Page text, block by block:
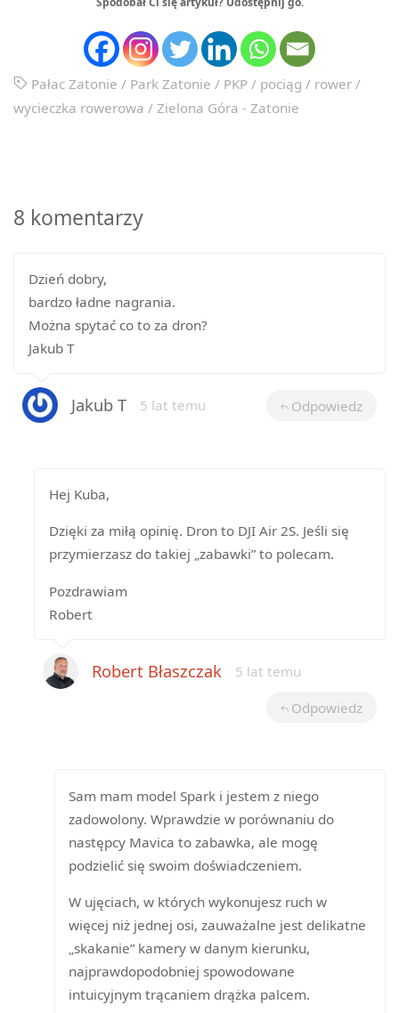
Pałac Zatonie / Park Zatonie / PKP/ pociąg / rower/
wycieczka rowerowa / Zielona Góra - Zatonie
8 komentarzy
Dzień dobry,
bardzo ładne nagrania.
Można spytać co to za dron?
Jakub T
Jakub T 5 lat temu Odpowiedz
Hej Kuba,
Dzięki za miłą opinię. Dron to DJI Air 2S. Jeśli się
przymierzasz do takiej „zabawki” to polecam.
Pozdrawiam
Robert
Robert Błaszczak 5 lat temu
Odpowiedz
Sam mam model Spark i jestem z niego
zadowolony. Wprawdzie w porównaniu do
następcy Mavica to zabawka, ale mogę
podzielić się swoim doświadczeniem.
W ujęciach, w których wykonujesz ruch w
więcej niż jednej osi, zauważalne jest delikatne
„skakanie” kamery w danym kierunku,
najprawdopodobniej spowodowane
intuicyjnym trącaniem drążka palcem.